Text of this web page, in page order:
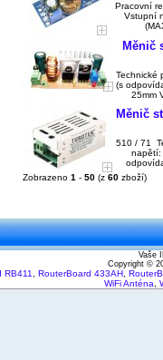
Pracovní
Vstupní
Měnič
Technické
(s
25mm
Měnič
510 / 71
napětí:
Zobrazeno 1 - 50 (z 60 zboží)
Vaše
Copyright ©
RB411 RouterBoard 433AH
WiFi Anténa